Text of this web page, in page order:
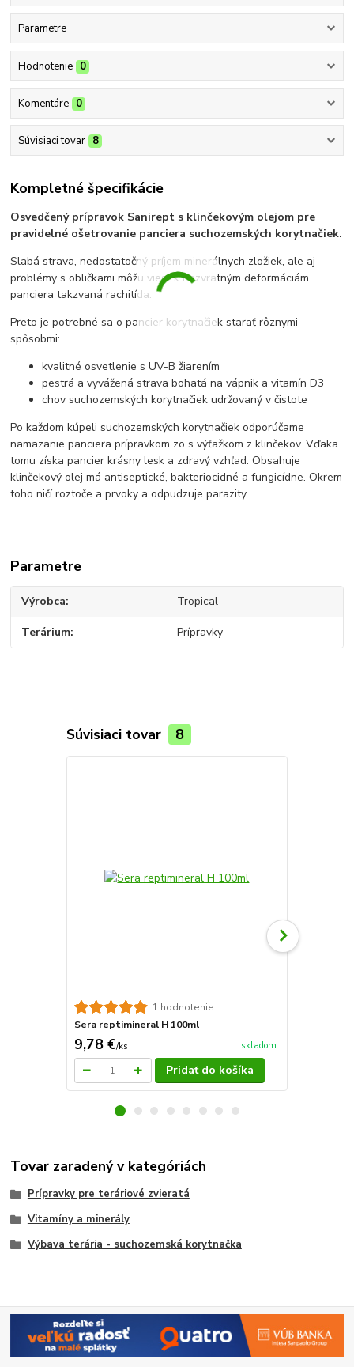
Parametre
Hodnotenie 0
Komentáre 0
Súvisiaci tovar 8
Kompletné špecifikácie
Osvedčený prípravok Sanirept s klinčekovým olejom pre
pravidelné ošetrovanie panciera suchozemských korytnačiek.
Slabá strava, nedostatočný príjem minerálnych zložiek, ale aj
problémy s obličkami môžu viesť k nezvratným deformáciám
panciera takzvaná rachitída.
Preto je potrebné sa o pancier korytnačiek starať rôznymi
spôsobmi:
kvalitné osvetlenie s UV-B žiarením
pestrá a vyvážená strava bohatá na vápnik a vitamín D3
chov suchozemských korytnačiek udržovaný v čistote
Po každom kúpeli suchozemských korytnačiek odporúčame
namazanie panciera prípravkom zo s výťažkom z klinčekov. Vďaka
tomu získa pancier krásny lesk a zdravý vzhľad. Obsahuje
klinčekový olej má antiseptické, bakteriocidné a fungicídne. Okrem
toho ničí roztoče a prvoky a odpudzuje parazity.
Parametre
Výrobca Tropical
Terárium Prípravky
Súvisiaci tovar 8
1 hodnotenie
Sera reptimineral H 100ml
9,78 €/ks skladom
Pridať do košíka
Tovar zaradený v kategóriách
Prípravky pre teráriové zvieratá
Vitamíny a minerály
Výbava terária - suchozemská korytnačka